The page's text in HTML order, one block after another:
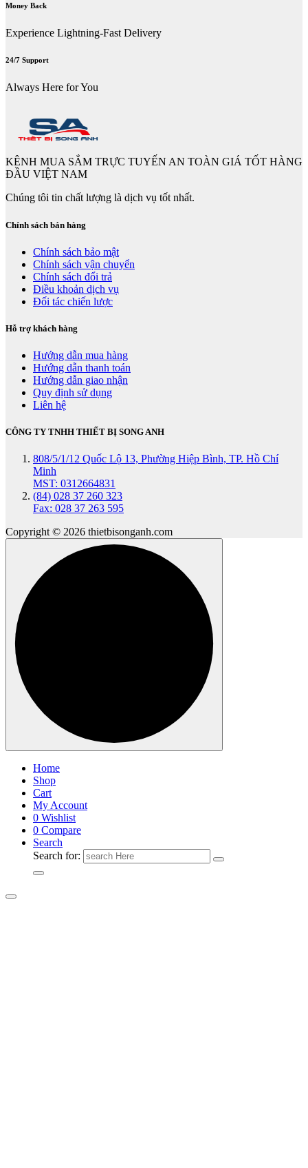
Money Back
Experience Lightning-Fast Delivery
24/7 Support
Always Here for You
KÊNH MUA SẮM TRỰC TUYẾN AN TOÀN GIÁ TỐT HÀNG
ĐẦU VIỆT NAM
Chúng tôi tin chất lượng là dịch vụ tốt nhất.
Chính sách bán hàng
Chính sách bảo mật
Chính sách vận chuyển
Chính sách đổi trả
Điều khoản dịch vụ
Đối tác chiến lược
Hỗ trợ khách hàng
Hướng dẫn mua hàng
Hướng dẫn thanh toán
Hướng dẫn giao nhận
Quy định sử dụng
Liên hệ
CÔNG TY TNHH THIẾT BỊ SONG ANH
808/5/1/12 Quốc Lộ 13, Phường Hiệp Bình, TP. Hồ Chí
Minh
MST: 0312664831
(84) 028 37 260 323
Fax: 028 37 263 595
Copyright © 2026 thietbisonganh.com
Home
Shop
Cart
My Account
0 Wishlist
0 Compare
Search
Search for: